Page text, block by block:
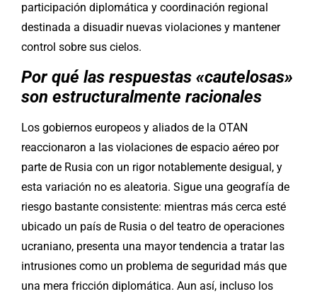
participación diplomática y coordinación regional
destinada a disuadir nuevas violaciones y mantener
control sobre sus cielos.
Por qué las respuestas «cautelosas»
son estructuralmente racionales
Los gobiernos europeos y aliados de la OTAN
reaccionaron a las violaciones de espacio aéreo por
parte de Rusia con un rigor notablemente desigual, y
esta variación no es aleatoria. Sigue una geografía de
riesgo bastante consistente: mientras más cerca esté
ubicado un país de Rusia o del teatro de operaciones
ucraniano, presenta una mayor tendencia a tratar las
intrusiones como un problema de seguridad más que
una mera fricción diplomática. Aun así, incluso los